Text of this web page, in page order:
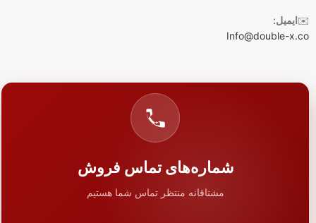
✉️ایمیل:
Info@double-x.co
شماره‌های تماس فروش
مشتاقانه منتظر تماس شما هستیم